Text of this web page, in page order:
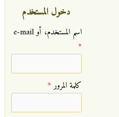
دخول المستخدم
‏اسم المستخدم، أو e-mail
*
‏كلمة المرور ‏*